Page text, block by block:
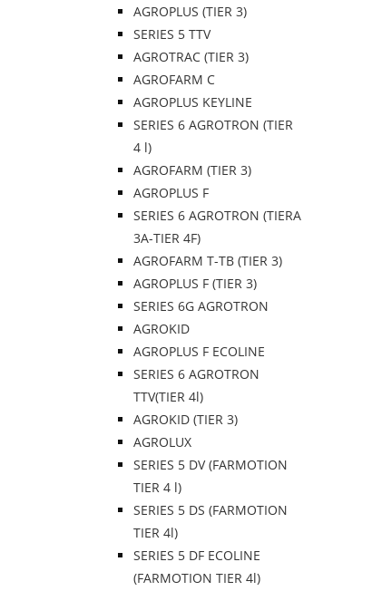
AGROPLUS (TIER 3)
SERIES 5 TTV
AGROTRAC (TIER 3)
AGROFARM C
AGROPLUS KEYLINE
SERIES 6 AGROTRON (TIER
4 l)
AGROFARM (TIER 3)
AGROPLUS F
SERIES 6 AGROTRON (TIERA
3A-TIER 4F)
AGROFARM T-TB (TIER 3)
AGROPLUS F (TIER 3)
SERIES 6G AGROTRON
AGROKID
AGROPLUS F ECOLINE
SERIES 6 AGROTRON
TTV(TIER 4l)
AGROKID (TIER 3)
AGROLUX
SERIES 5 DV (FARMOTION
TIER 4 l)
SERIES 5 DS (FARMOTION
TIER 4l)
SERIES 5 DF ECOLINE
(FARMOTION TIER 4l)